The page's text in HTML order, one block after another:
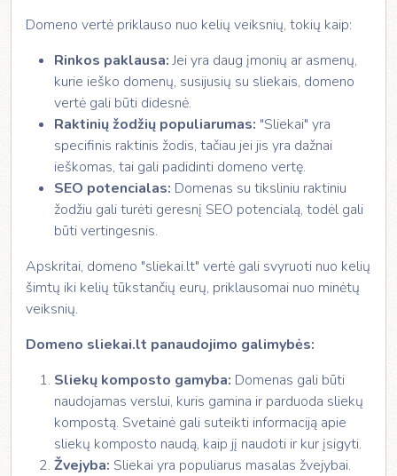
Domeno vertė priklauso nuo kelių veiksnių, tokių kaip:
Rinkos paklausa:Jei yra daug įmonių ar asmenų,
kurie ieško domenų, susijusių su sliekais, domeno
vertė gali būti didesnė.
Raktinių žodžių populiarumas: "Sliekai" yra
specifinis raktinis žodis, tačiau jei jis yra dažnai
ieškomas, tai gali padidinti domeno vertę.
SEO potencialas: Domenas su tiksliniu raktiniu
žodžiu gali turėti geresnį SEO potencialą, todėl gali
būti vertingesnis.
Apskritai, domeno "sliekai.lt" vertė gali svyruoti nuo kelių
šimtų iki kelių tūkstančių eurų, priklausomai nuo minėtų
veiksnių.
Domeno sliekai.lt panaudojimo galimybės:
Sliekų komposto gamyba: Domenas gali būti
naudojamas verslui, kuris gamina ir parduoda sliekų
kompostą. Svetainė gali suteikti informaciją apie
sliekų komposto naudą, kaip jį naudoti ir kur įsigyti.
Žvejyba: Sliekai yra populiarus masalas žvejybai.